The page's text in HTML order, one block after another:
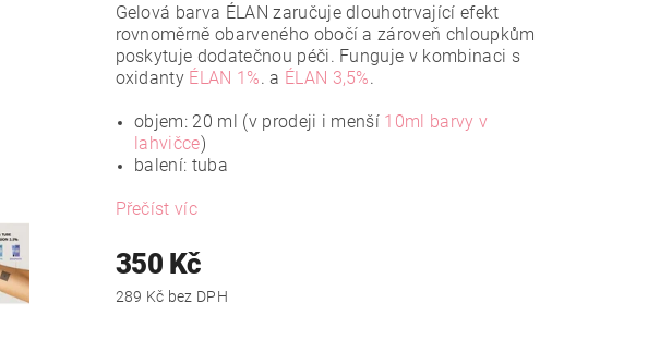
Gelová barva ÉLAN zaručuje dlouhotrvající efekt
rovnoměrně obarveného obočí a zároveň chloupkům
poskytuje dodatečnou péči. Funguje v kombinaci s
oxidanty ÉLAN 1%. a ÉLAN 3,5%.
objem: 20 ml (v prodeji i menší 10ml barvy v
lahvičce)
balení: tuba
Přečíst víc
350 Kč
289 Kč bez DPH